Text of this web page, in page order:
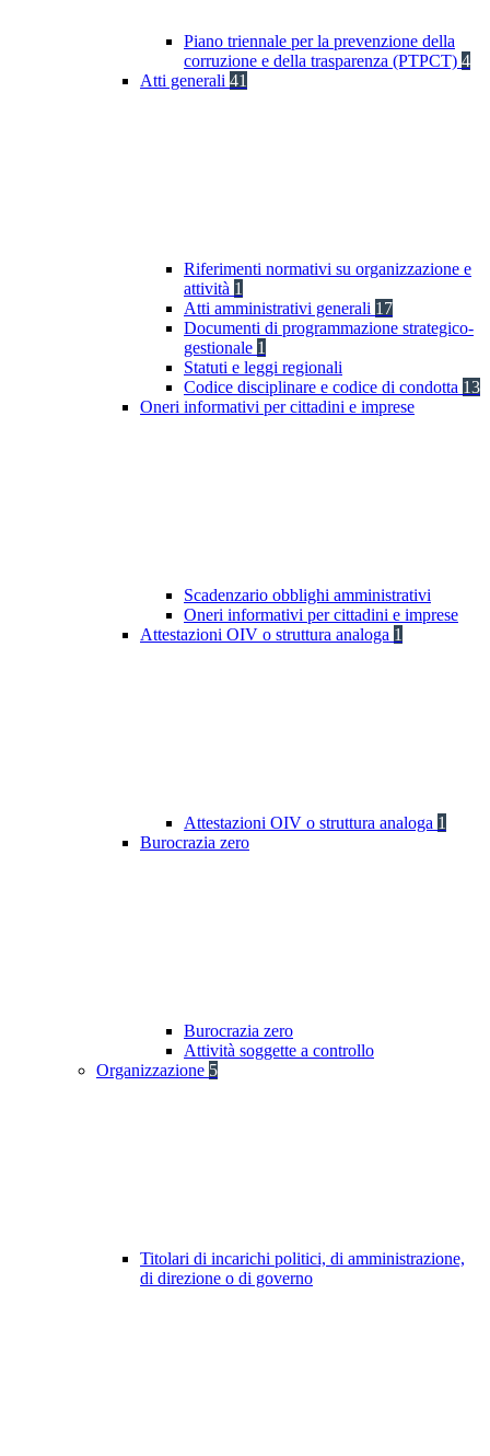
Piano triennale per la prevenzione della
corruzione e della trasparenza (PTPCT) 4
Atti generali 41
Riferimenti normativi su organizzazione e
attività 1
Atti amministrativi generali 17
Documenti di programmazione strategico-
gestionale 1
Statuti e leggi regionali
Codice disciplinare e codice di condotta 13
Oneri informativi per cittadini e imprese
Scadenzario obblighi amministrativi
Oneri informativi per cittadini e imprese
Attestazioni OIV o struttura analoga 1
Attestazioni OIV o struttura analoga 1
Burocrazia zero
Burocrazia zero
Attività soggette a controllo
Organizzazione 5
Titolari di incarichi politici, di amministrazione,
di direzione o di governo